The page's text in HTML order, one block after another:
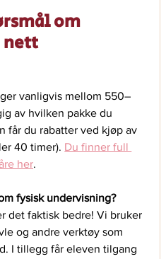
om
nett
vanligvis mellom 550–
av hvilken pakke du
får du rabatter ved kjøp av
40 timer). Du finner full
her.
fysisk undervisning?
det faktisk bedre! Vi bruker
og andre verktøy som
I tillegg får eleven tilgang